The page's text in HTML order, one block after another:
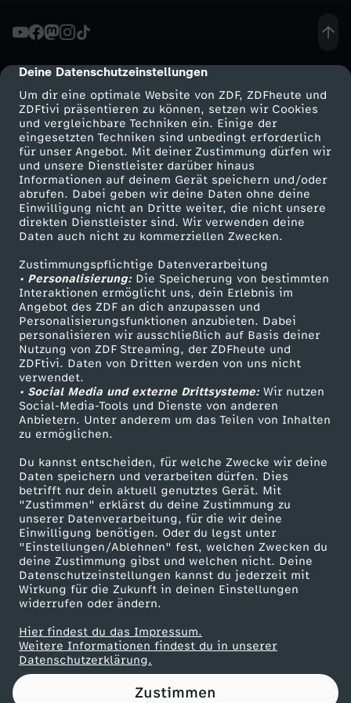
cmp-dialog-description
Deine Datenschutzeinstellungen
Um dir eine optimale Website von ZDF, ZDFheute und
ZDFtivi präsentieren zu können, setzen wir Cookies
und vergleichbare Techniken ein. Einige der
eingesetzten Techniken sind unbedingt erforderlich
für unser Angebot. Mit deiner Zustimmung dürfen wir
und unsere Dienstleister darüber hinaus
Informationen auf deinem Gerät speichern und/oder
abrufen. Dabei geben wir deine Daten ohne deine
Einwilligung nicht an Dritte weiter, die nicht unsere
direkten Dienstleister sind. Wir verwenden deine
Daten auch nicht zu kommerziellen Zwecken.
Zustimmungspflichtige Datenverarbeitung
• Personalisierung:Die Speicherung von bestimmten
Interaktionen ermöglicht uns, dein Erlebnis im
Angebot des ZDF an dich anzupassen und
Personalisierungsfunktionen anzubieten. Dabei
personalisieren wir ausschließlich auf Basis deiner
Nutzung von ZDF Streaming, der ZDFheute und
ZDFtivi. Daten von Dritten werden von uns nicht
verwendet.
• Social Media und externe Drittsysteme:Wir nutzen
Social-Media-Tools und Dienste von anderen
Anbietern. Unter anderem um das Teilen von Inhalten
zu ermöglichen.
Du kannst entscheiden, für welche Zwecke wir deine
Daten speichern und verarbeiten dürfen. Dies
betrifft nur dein aktuell genutztes Gerät. Mit
"Zustimmen" erklärst du deine Zustimmung zu
unserer Datenverarbeitung, für die wir deine
Einwilligung benötigen. Oder du legst unter
"Einstellungen/Ablehnen" fest, welchen Zwecken du
deine Zustimmung gibst und welchen nicht. Deine
Datenschutzeinstellungen kannst du jederzeit mit
Wirkung für die Zukunft in deinen Einstellungen
widerrufen oder ändern.
Hier findest du das Impressum.
Weitere Informationen findest du in unserer
Datenschutzerklärung.
Zustimmen
g
r
a
f
i
n
H
a
m
i
l
t
o
n
z
u
V
e
Mehr ZDF
ZDF-Apps
Smart TV
ZDFtext
Livestreams
Sendungen A-Z
TV-Programm
Service
ZDFmitreden
Kontakt zum ZDF
Tickets
Zuschauerservice
Hilfe
ZDF Unternehmen
Karriere
ZDF goes Schule
Werbefernsehen
Mainzelmännchen
Partner